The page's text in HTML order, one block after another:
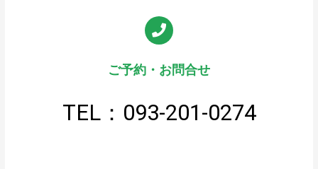
ご予約・お問合せ
TEL：093-201-0274